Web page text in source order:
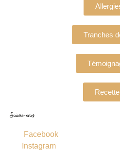
Tranches
Suivez-nous
Facebook
Instagram